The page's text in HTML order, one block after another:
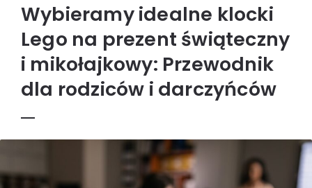
Wybieramy idealne klocki
Lego na prezent świąteczny
i mikołajkowy: Przewodnik
dla rodziców i darczyńców